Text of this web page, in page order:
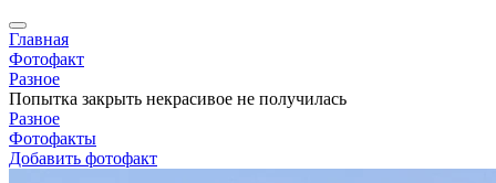
Главная
Фотофакт
Разное
Попытка закрыть некрасивое не получилась
Разное
Фотофакты
Добавить фотофакт